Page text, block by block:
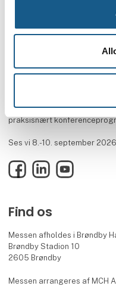
AUTOMATIK ➡ Messe &
drives. Oplev tre dage med
innovative produkter og
praksisnært
Ses vi 8.-10. september
FacebookLinkedInYouTube
Find os
Messen afholdes i Brøndby
Brøndby Stadion 10
2605 Brøndby
Messen arrangeres af MCH